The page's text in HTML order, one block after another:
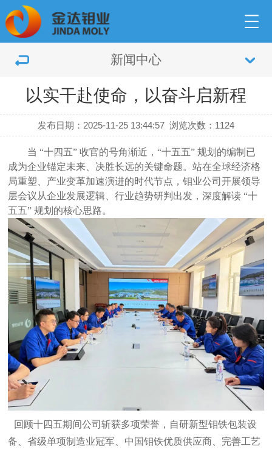
新闻中心
以实干赴使命，以奋斗启新程
发布日期：2025-11-25 13:44:57 浏览次数：1124
当 “十四五” 收官的号角渐近，“十五五” 规划的编制已
成为企业锚定未来、决胜长远的关键命题。站在全球经济格
局重塑、产业变革加速演进的时代节点 ，钼业公司开展领导
层会议从企业发展逻辑、行业趋势研判出发，深度解读 “十
五五” 规划的核心思路。
回顾十四五期间公司斩获多项荣誉，自研新型钼铁包装设
备、省级单项制造业冠军、中国钼铁优质供应商、完善工艺